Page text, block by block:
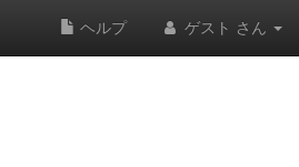
ヘルプ ゲスト さん